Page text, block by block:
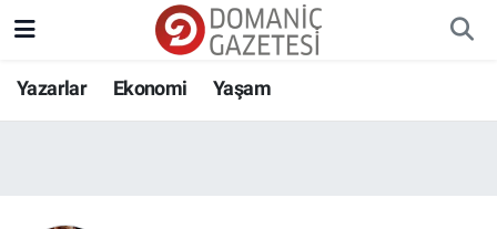
Yazarlar Ekonomi Yaşam